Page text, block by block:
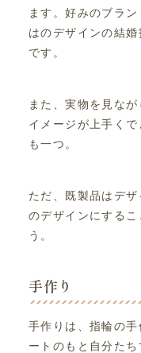
ます。好みのブラ
はのデザインの結
です。
また、実物を見な
イメージが上手く
も一つ。
ただ、既製品はデ
のデザインにする
う。
手作り
手作りは、指輪の
ートのもと自分た